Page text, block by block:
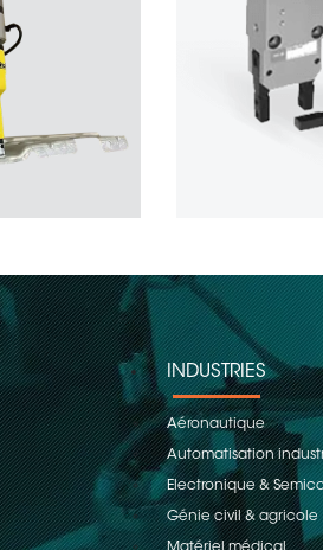
INDUSTRIES
Aéronautique
Automatisation
Electronique &
Génie civil & agricole
Matériel médical